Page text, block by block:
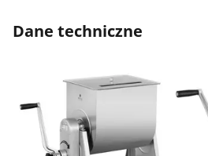
Dane techniczne